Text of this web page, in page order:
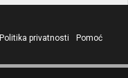
Politika privatnosti
Pomoć